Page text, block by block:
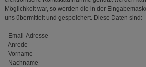
Möglichkeit war, so werden die in der
uns übermittelt und gespeichert. Diese Daten sind:
- Email-Adresse
- Anrede
- Vorname
- Nachname